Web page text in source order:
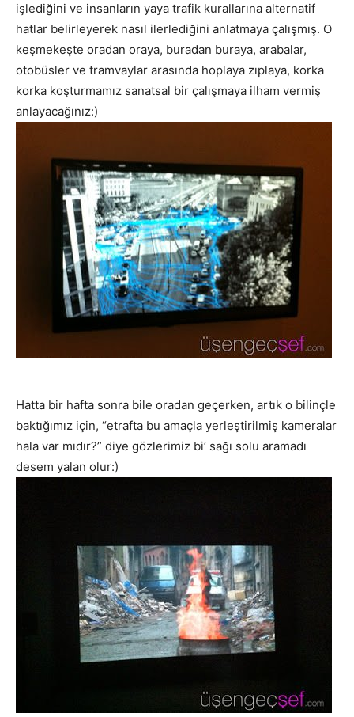
işlediğini ve insanların yaya trafik kurallarına alternatif
hatlar belirleyerek nasıl ilerlediğini anlatmaya çalışmış. O
keşmekeşte oradan oraya, buradan buraya, arabalar,
otobüsler ve tramvaylar arasında hoplaya zıplaya, korka
korka koşturmamız sanatsal bir çalışmaya ilham vermiş
anlayacağınız:)
Hatta bir hafta sonra bile oradan geçerken, artık o bilinçle
baktığımız için, “etrafta bu amaçla yerleştirilmiş kameralar
hala var mıdır?” diye gözlerimiz bi’ sağı solu aramadı
desem yalan olur:)